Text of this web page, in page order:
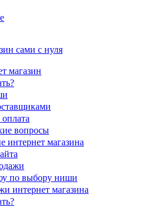
магазин
вопросы
интернет магазина
по выбору ниши
интернет магазина